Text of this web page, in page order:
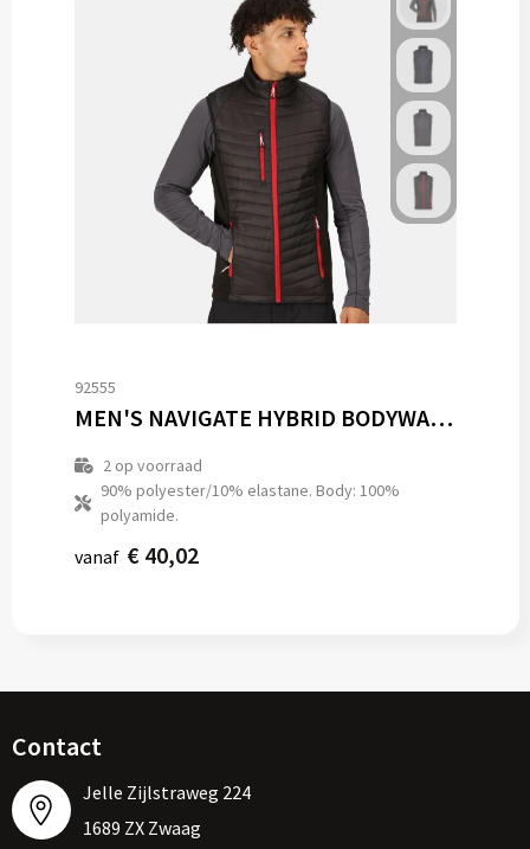
92555
MEN'S NAVIGATE HYBRID BODYWARMER
2op voorraad
90% polyester/10% elastane. Body: 100%
polyamide.
vanaf € 40,02
Contact
Jelle Zijlstraweg 224
1689 ZX Zwaag